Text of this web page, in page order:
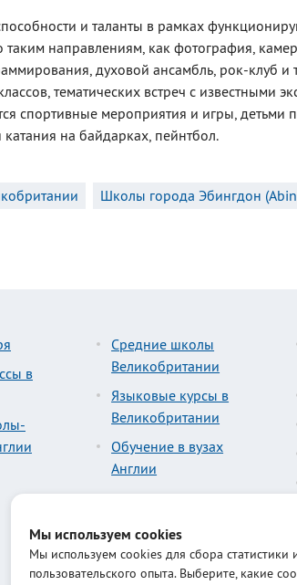
и таланты в рамках
таким направлениям, как фотография,
духовой ансамбль, рок-клуб и
тематических встреч с известными
спортивные мероприятия и игры, детьми
на байдарках, пейнтбол.
Школы города Эбингдон
в
Средние школы
Великобритании
Языковые курсы в
Великобритании
Обучение в вузах
Англии
Мы используем cookies
Мы используем cookies для сбора статистики
пользовательского опыта. Выберите, какие